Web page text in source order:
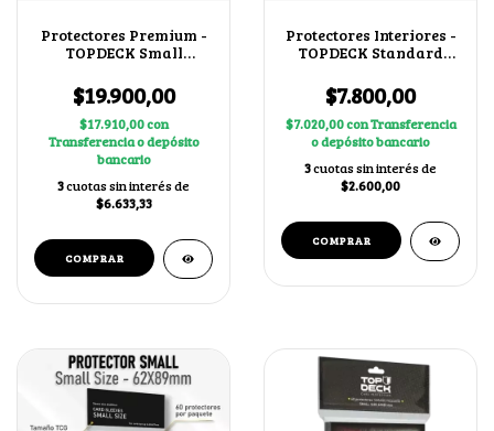
Protectores Premium -
TOPDECK Small
$19.900,00
$17.910,00con
Transferencia o depósito
bancario
3cuotas sin interés de
$6.633,33
Protectores Interiores -
TOPDECK Standard
$7.800,00
$7.020,00conTransferencia
o depósito bancario
3cuotas sin interés de
$2.600,00